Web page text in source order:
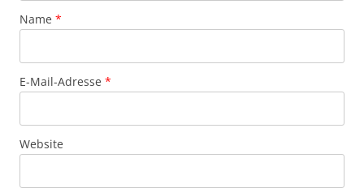
Name *
E-Mail-Adresse *
Website